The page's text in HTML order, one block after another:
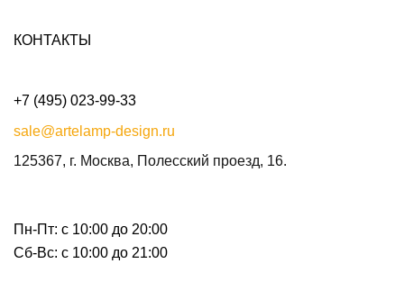
КОНТАКТЫ
+7 (495) 023-99-33
sale@artelamp-design.ru
125367, г. Москва, Полесский проезд, 16.
Пн-Пт: с 10:00 до 20:00
Сб-Вс: с 10:00 до 21:00